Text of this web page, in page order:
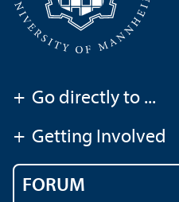
+ Go directly to ...
+ Getting Involved
FORUM